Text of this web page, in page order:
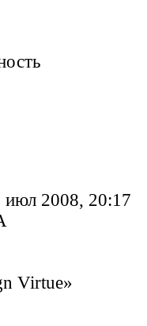
июл 2008, 20:17
Virtue»